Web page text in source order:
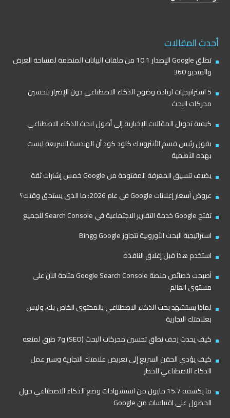
أحدث المقالات
تطلق Google الإصدار 10.1 من ملفات البيانات المنظمة لمساحة العرض
والفيديو 360
5 استراتيجيات لزيادة وضوح الذكاء الاصطناعي دون الإضرار بتحسين
محركات البحث
كيفية تحويل المقالات الإخبارية إلى أصول لبحث الذكاء الاصطناعي
يقول رئيس قسم الأنثروبيك كلود كود أن الهندسة السريعة ليست
بهذه الأهمية
يضيف تنسيق المعرفة المفتوحة من Google خمس إشارات ثقة
عروض أسعار إعلانات Google في عام 2026: ما الذي يستحق وقتك؟
تفتح Google خدمة التقارير الاجتماعية في Search Console للجميع
استراتيجية البحث الأوروبية تتجاوز Google وBing
استخدم هذا قبل إغلاق النافذة
أصبحت خصائص منصة Google Search Console متاحة الآن على
مستوى العالم
لماذا يستشهد بحث الذكاء الاصطناعي بالمحتوى الخاص بك، وليس
بعلامتك التجارية
كيف يحدث زحف نطاق تحسين محركات البحث (SEO) و7 طرق لمنعه
كيف يؤدي الحقن السريع إلى تعريض علامتك التجارية وسير عمل
الذكاء الاصطناعي للخطر
ما يكشفه 15.7 مليون من استشهادات وضع الذكاء الاصطناعي حول
الحصول على اقتباسات من Google